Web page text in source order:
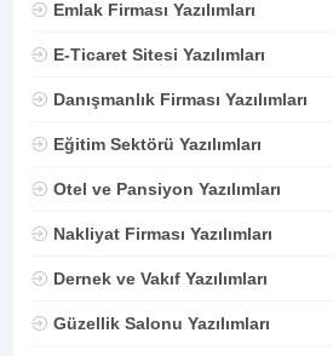
Emlak Firması Yazılımları
E-Ticaret Sitesi Yazılımları
Danışmanlık Firması Yazılımları
Eğitim Sektörü Yazılımları
Otel ve Pansiyon Yazılımları
Nakliyat Firması Yazılımları
Dernek ve Vakıf Yazılımları
Güzellik Salonu Yazılımları